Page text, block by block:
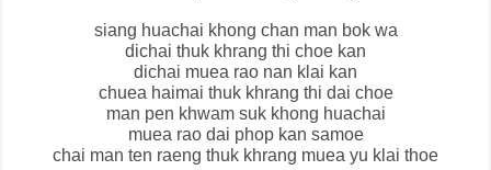
siang huachai khong chan man bok wa
dichai thuk khrang thi choe kan
dichai muea rao nan klai kan
chuea haimai thuk khrang thi dai choe
man pen khwam suk khong huachai
muea rao dai phop kan samoe
chai man ten raeng thuk khrang muea yu klai thoe